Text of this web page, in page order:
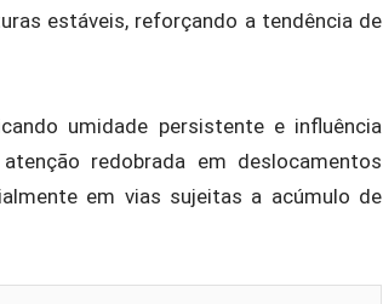
estáveis, reforçando a tendência de
umidade persistente e influência
redobrada em deslocamentos
em vias sujeitas a acúmulo de